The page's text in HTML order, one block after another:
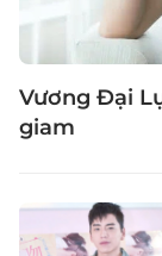
Vương Đại
giam